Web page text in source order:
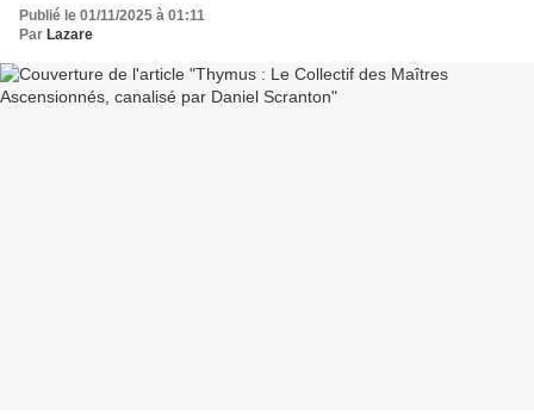
Publié le 01/11/2025 à 01:11
Par Lazare